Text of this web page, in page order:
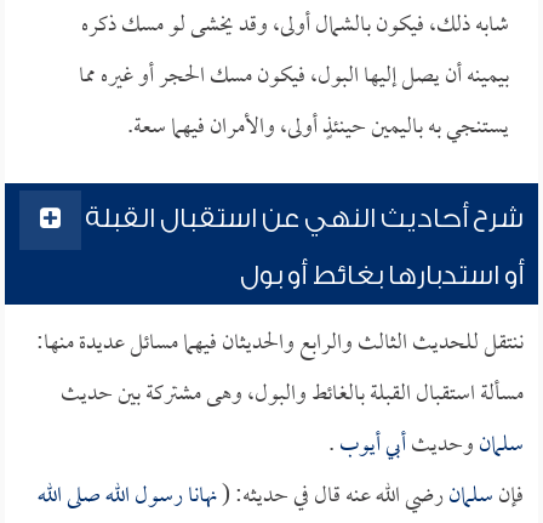
شابه ذلك، فيكون بالشمال أولى، وقد يخشى لو مسك ذكره
بيمينه أن يصل إليها البول، فيكون مسك الحجر أو غيره مما
يستنجي به باليمين حينئذٍ أولى، والأمران فيهما سعة.
شرح أحاديث النهي عن استقبال القبلة
أو استدبارها بغائط أو بول
ننتقل للحديث الثالث والرابع والحديثان فيهما مسائل عديدة منها:
مسألة استقبال القبلة بالغائط والبول، وهى مشتركة بين حديث
سلمانوحديثأبي أيوب.
فإنسلمانرضي الله عنه قال في حديثه: (نهانا رسول الله صلى الله